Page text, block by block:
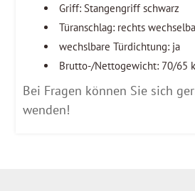
Griff: Stangengriff schwarz
Türanschlag: rechts
wechslbare Türdichtung: ja
Brutto-/Nettogewicht: 70/65
Bei Fragen können Sie sich
wenden!